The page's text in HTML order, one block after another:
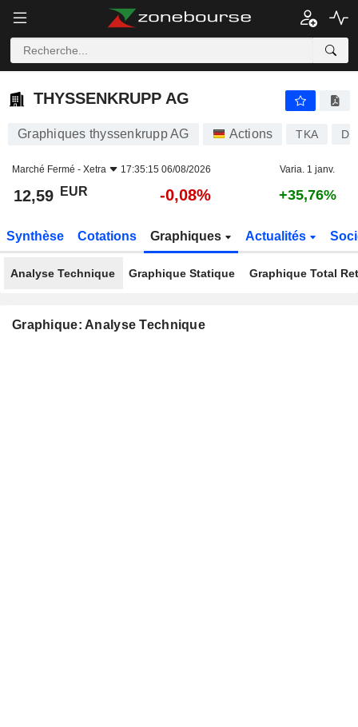
THYSSENKRUPP AG
THYSSENKRUPP AG
Graphiques thyssenkrupp AG Actions TKA
Marché Fermé - Xetra 17:35:15 06/08/2026 Varia. 1 janv.
12,59 EUR -0,08% +35,76%
Synthèse Cotations Graphiques Actualités
Analyse Technique Graphique Statique Graphique Total
Graphique: Analyse Technique